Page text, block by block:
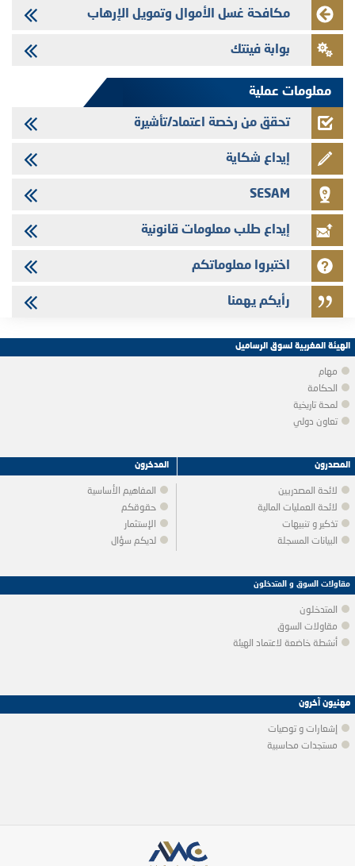
سندات شركات التمويل
24/07/2026
Jaida - التحيين السنوي لملف المعلومات المتعلق ببرنامج إصدار سندات
مكافحة غسل الأموال وتمويل الإرهاب
بوابة فينتك
معلومات عملية
تحقق من رخصة اعتماد/تأشيرة
إيداع شكاية
SESAM
إيداع طلب معلومات قانونية
اختبروا معلوماتكم
رأيكم يهمنا
الهيئة المغربية لسوق الرساميل
مهام
الحكامة
لمحة تاريخية
تعاون دولي
المدخرون
المفاهيم الأساسية
حقوقكم
الإستثمار
لديكم سؤال
المصدرون
لائحة المصدريين
لائحة العمليات المالية
تذكير و تنبيهات
البيانات المسجلة
مقاولات السوق و المتدخلون
المتدخلون
مقاولات السوق
أنشطة خاضعة لاعتماد الهيئة
مهنيون آخرون
إشعارات و توصيات
مستجدات محاسبية